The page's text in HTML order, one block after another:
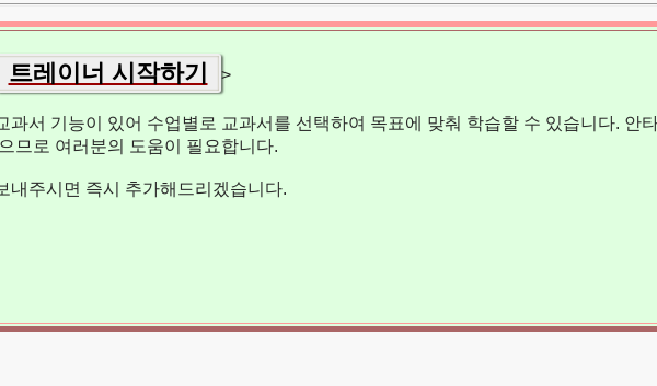
트레이너 시작하기 >
과서 기능이 있어 수업별로 교과서를 선택하여 목표에 맞춰 학습할 수 있습니다. 안
므로 여러분의 도움이 필요합니다.
내주시면 즉시 추가해드리겠습니다.